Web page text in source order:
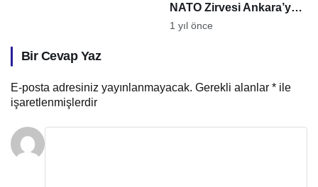
NATO Zirvesi Ankara’ya
Tarihi Fırsat Sunuyor
1 yıl önce
Bir Cevap Yaz
E-posta adresiniz yayınlanmayacak. Gerekli alanlar * ile
işaretlenmişlerdir